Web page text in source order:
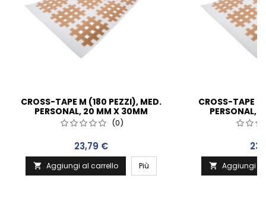
CROSS-TAPE M (180 PEZZI), MED.
PERSONAL, 20 MM X 30MM
(0)
Prezzo
23,79 €
 Aggiungi al carrello Più
CROSS-TAPE L
PERSONAL,
 Aggiungi al